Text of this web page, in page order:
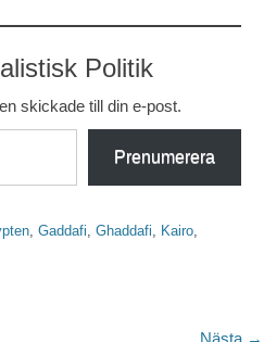
Politik
skickade till din e-post.
Prenumerera
, Gaddafi, Ghaddafi, Kairo,
Nästa →